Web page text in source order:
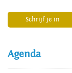
Schrijf je in
Agenda